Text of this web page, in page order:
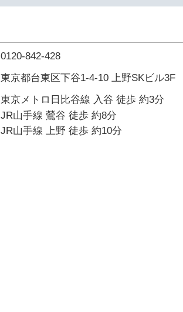
0120-842-428
東京都台東区下谷1-4-10 上野SKビル3F
東京メトロ日比谷線 入谷 徒歩 約3分
JR山手線 鶯谷 徒歩 約8分
JR山手線 上野 徒歩 約10分